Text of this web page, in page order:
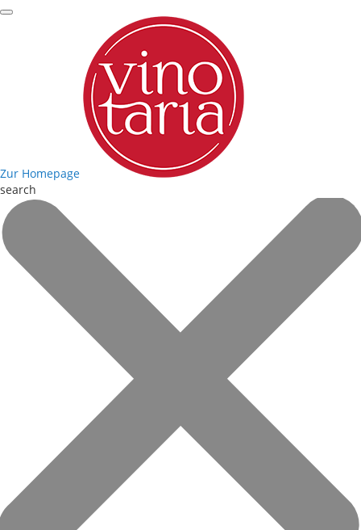
Zur Homepage
search